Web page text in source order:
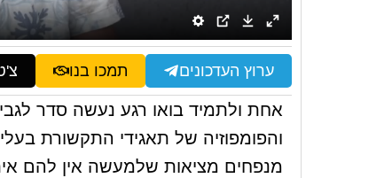
ערוץ העדכונים תמכו בנו
אחת ולתמיד בואו רגע נעשה סדר
והפומפוזיה של תאגידי התקשורת
מנפחים מציאות שלמעשה אין להם